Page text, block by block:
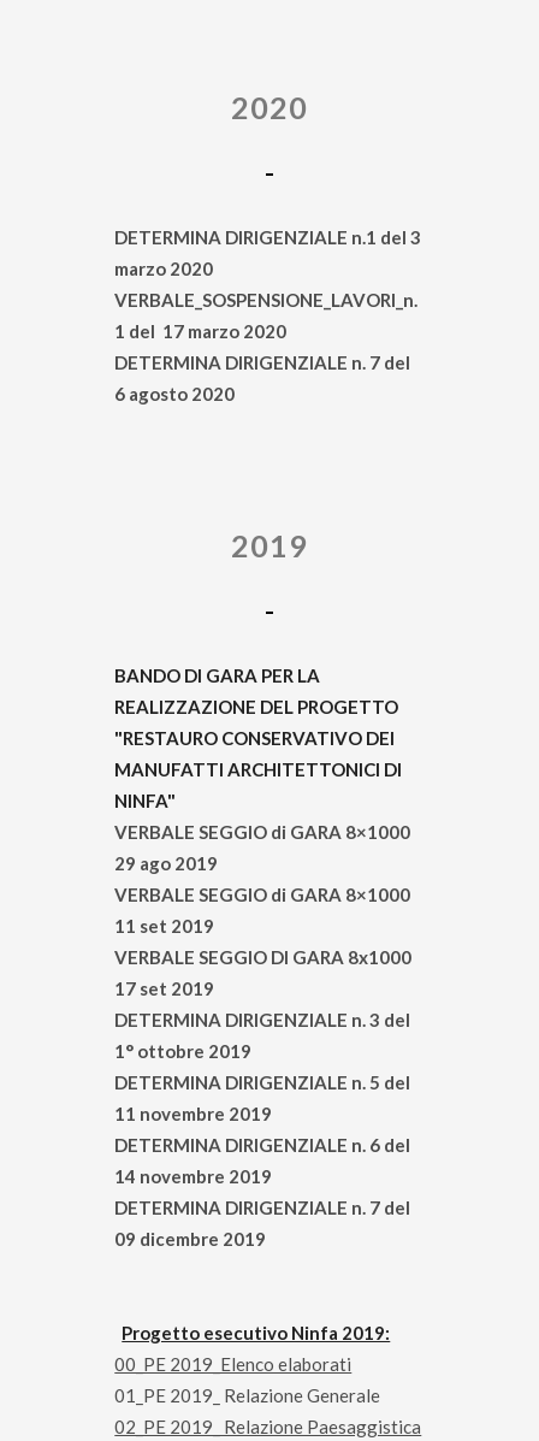
2020
DETERMINA DIRIGENZIALE n.1 del 3
marzo 2020
VERBALE_SOSPENSIONE_LAVORI_n.
1 del 17 marzo 2020
DETERMINA DIRIGENZIALE n. 7 del
6 agosto 2020
2019
BANDO DI GARA PER LA
REALIZZAZIONE DEL PROGETTO
"RESTAURO CONSERVATIVO DEI
MANUFATTI ARCHITETTONICI DI
NINFA"
VERBALE SEGGIO di GARA 8×1000
29 ago 2019
VERBALE SEGGIO di GARA 8×1000
11 set 2019
VERBALE SEGGIO DI GARA 8x1000
17 set 2019
DETERMINA DIRIGENZIALE n. 3 del
1° ottobre 2019
DETERMINA DIRIGENZIALE n. 5 del
11 novembre 2019
DETERMINA DIRIGENZIALE n. 6 del
14 novembre 2019
DETERMINA DIRIGENZIALE n. 7 del
09 dicembre 2019
Progetto esecutivo Ninfa 2019:
00_PE 2019_Elenco elaborati
01_PE 2019_ Relazione Generale
02_PE 2019_ Relazione Paesaggistica